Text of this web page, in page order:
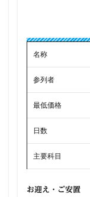
名称
参列者
最低価格
日数
主要科目
お迎え・ご安置